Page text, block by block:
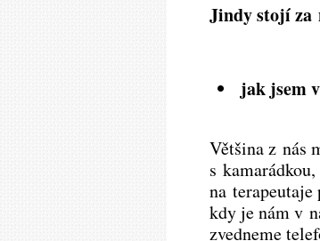
Jindy stojí za
jak jsem
Většina z nás
s
na
kdy je nám v
zvedneme